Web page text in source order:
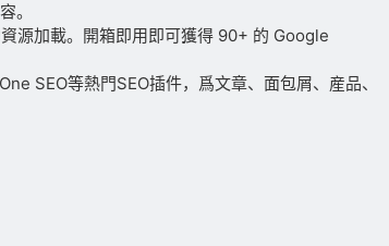
。
源加載。開箱即用即可獲得 90+ 的 Google
SEO等熱門SEO插件，爲文章、面包屑、産品、